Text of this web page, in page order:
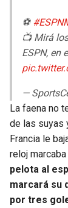
⚽
📺 Mirá
ESPN, en
—
La faena no
de las suyas
Francia le
reloj
pelota al
marcará su
por tres